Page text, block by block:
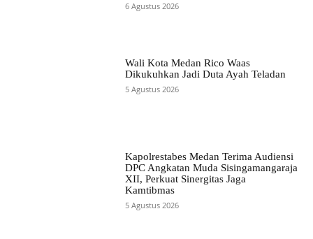
6 Agustus 2026
Wali Kota Medan Rico Waas
Dikukuhkan Jadi Duta Ayah Teladan
5 Agustus 2026
Kapolrestabes Medan Terima Audiensi
DPC Angkatan Muda Sisingamangaraja
XII, Perkuat Sinergitas Jaga
Kamtibmas
5 Agustus 2026